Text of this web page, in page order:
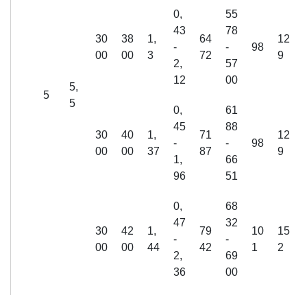
5
5,
5
30
00
38
00
1,
3
0,
43
-
2,
12
64
72
55
78
-
57
00
98
12
9
30
00
40
00
1,
37
0,
45
-
1,
96
71
87
61
88
-
66
51
98
12
9
30
00
42
00
1,
44
0,
47
-
2,
36
79
42
68
32
-
69
00
10
1
15
2